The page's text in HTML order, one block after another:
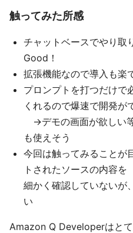
触ってみた所感
チャットベースでやり取
Good！
拡張機能なので導入も楽
プロンプトを打つだけで
くれるので爆速で開発が
→デモの画面が欲しい
も使えそう
今回は触ってみることが
トされたソースの内容を
細かく確認していないが
い
Amazon Q Developerはと